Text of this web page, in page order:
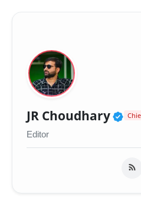
JR Choudhary
Editor